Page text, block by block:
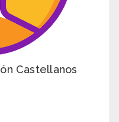
Castellanos